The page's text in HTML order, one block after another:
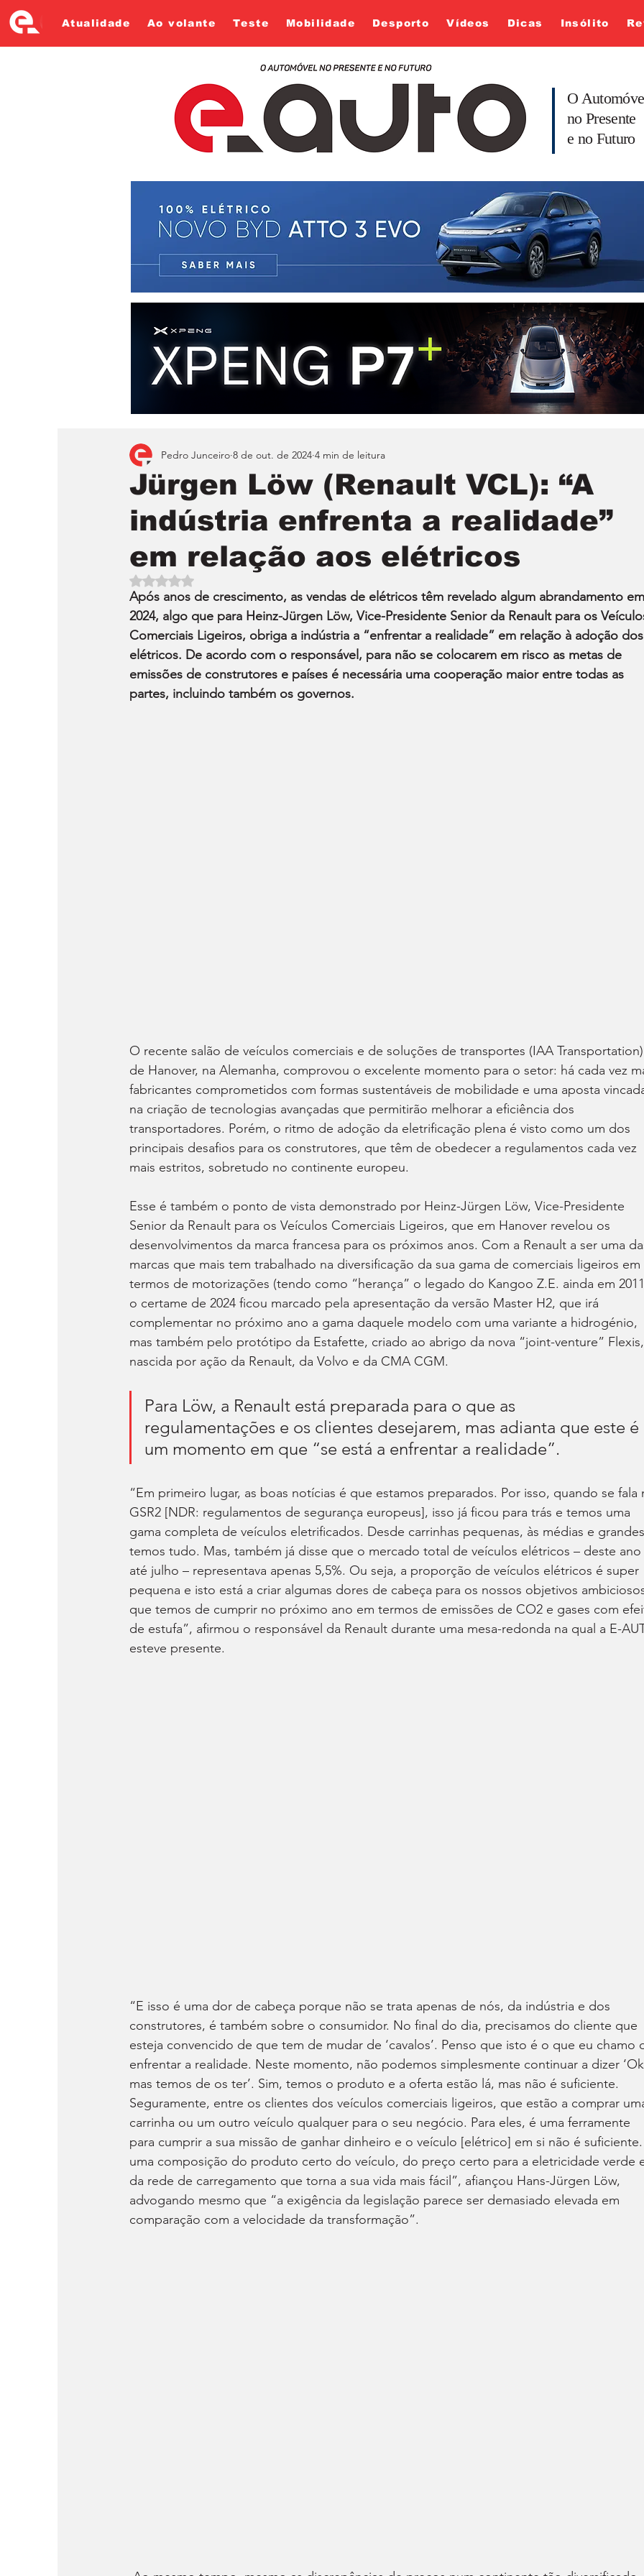
Atualidade Ao volante Teste Mobilidade Desporto Vídeos Dicas Insólito
O
no Presente
e no Futuro
Jürgen Löw (Renault VCL): “A
indústria enfrenta a realidade”
em relação aos elétricos
Pedro Junceiro 8 de out. de 2024 4 min de leitura
Avaliado com NaN de 5 estrelas.
Após anos de crescimento, as vendas de elétricos têm revelado algum abrandamento
2024, algo que para Heinz-Jürgen Löw, Vice-Presidente Senior da Renault para os
Comerciais Ligeiros, obriga a indústria a “enfrentar a realidade” em relação à adoção
elétricos. De acordo com o responsável, para não se colocarem em risco as metas de
emissões de construtores e países é necessária uma cooperação maior entre todas as
partes, incluindo também os governos.
O recente salão de veículos comerciais e de soluções de transportes (IAA
de Hanover, na Alemanha, comprovou o excelente momento para o setor: há cada vez
fabricantes comprometidos com formas sustentáveis de mobilidade e uma aposta
na criação de tecnologias avançadas que permitirão melhorar a eficiência dos
transportadores. Porém, o ritmo de adoção da eletrificação plena é visto como um dos
principais desafios para os construtores, que têm de obedecer a regulamentos cada vez
mais estritos, sobretudo no continente europeu.
Esse é também o ponto de vista demonstrado por Heinz-Jürgen Löw, Vice-Presidente
Senior da Renault para os Veículos Comerciais Ligeiros, que em Hanover revelou os
desenvolvimentos da marca francesa para os próximos anos. Com a Renault a ser uma
marcas que mais tem trabalhado na diversificação da sua gama de comerciais ligeiros em
termos de motorizações (tendo como “herança” o legado do Kangoo Z.E. ainda em
o certame de 2024 ficou marcado pela apresentação da versão Master H2, que irá
complementar no próximo ano a gama daquele modelo com uma variante a hidrogénio,
mas também pelo protótipo da Estafette, criado ao abrigo da nova “joint-venture”
nascida por ação da Renault, da Volvo e da CMA CGM.
Para Löw, a Renault está preparada para o que as
regulamentações e os clientes desejarem, mas adianta que este é
um momento em que “se está a enfrentar a realidade”.
“Em primeiro lugar, as boas notícias é que estamos preparados. Por isso, quando se
GSR2 [NDR: regulamentos de segurança europeus], isso já ficou para trás e temos uma
gama completa de veículos eletrificados. Desde carrinhas pequenas, às médias e
temos tudo. Mas, também já disse que o mercado total de veículos elétricos – deste ano
até julho – representava apenas 5,5%. Ou seja, a proporção de veículos elétricos é super
pequena e isto está a criar algumas dores de cabeça para os nossos objetivos
que temos de cumprir no próximo ano em termos de emissões de CO2 e gases com
de estufa”, afirmou o responsável da Renault durante uma mesa-redonda na qual a E-
esteve presente.
“E isso é uma dor de cabeça porque não se trata apenas de nós, da indústria e dos
construtores, é também sobre o consumidor. No final do dia, precisamos do cliente que
esteja convencido de que tem de mudar de ‘cavalos’. Penso que isto é o que eu chamo
enfrentar a realidade. Neste momento, não podemos simplesmente continuar a dizer
mas temos de os ter’. Sim, temos o produto e a oferta estão lá, mas não é suficiente.
Seguramente, entre os clientes dos veículos comerciais ligeiros, que estão a comprar
carrinha ou um outro veículo qualquer para o seu negócio. Para eles, é uma ferramente
para cumprir a sua missão de ganhar dinheiro e o veículo [elétrico] em si não é
uma composição do produto certo do veículo, do preço certo para a eletricidade verde
da rede de carregamento que torna a sua vida mais fácil”, afiançou Hans-Jürgen Löw,
advogando mesmo que “a exigência da legislação parece ser demasiado elevada em
comparação com a velocidade da transformação”.